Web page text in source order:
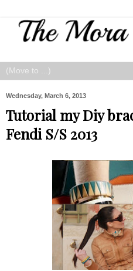
Wednesday, March 6, 2013
Tutorial my Diy
Fendi S/S 2013